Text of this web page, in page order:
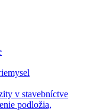
v stavebníctve
podložia,